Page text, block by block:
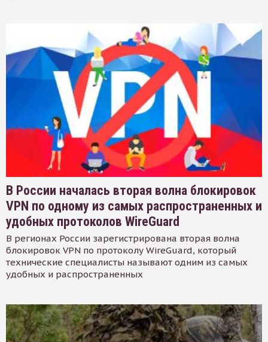
В России началась вторая волна блокировок
VPN по одному из самых распространенных и
удобных протоколов WireGuard
В регионах России зарегистрирована вторая волна
блокировок VPN по протоколу WireGuard, который
технические специалисты называют одним из самых
удобных и распространенных